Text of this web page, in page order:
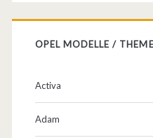
b
e
OPEL MODELLE /
Activa
Adam